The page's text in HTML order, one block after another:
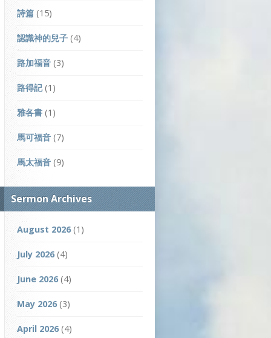
詩篇 (15)
認識神的兒子 (4)
路加福音 (3)
路得記(1)
雅各書 (1)
馬可福音 (7)
馬太福音 (9)
Sermon Archives
August 2026(1)
July 2026(4)
June 2026(4)
May 2026(3)
April 2026(4)